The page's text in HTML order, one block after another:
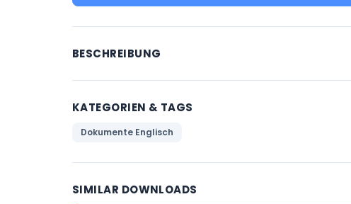
BESCHREIBUNG
KATEGORIEN & TAGS
Dokumente Englisch
SIMILAR DOWNLOADS